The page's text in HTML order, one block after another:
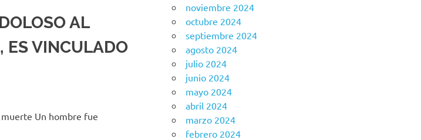
AL
ES VINCULADO
muerte Un hombre fue
noviembre 2024
octubre 2024
septiembre 2024
agosto 2024
julio 2024
junio 2024
mayo 2024
abril 2024
marzo 2024
febrero 2024